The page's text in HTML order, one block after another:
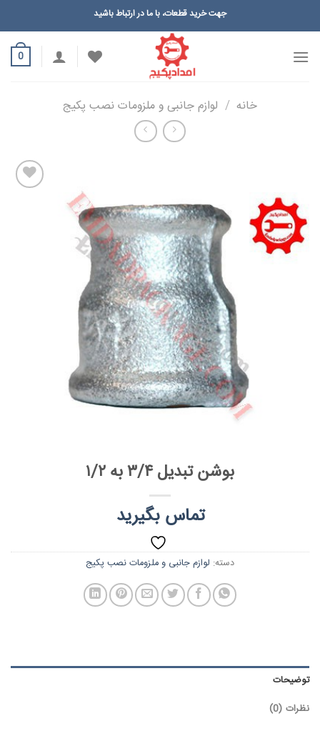
جهت خرید قطعات، با ما در ارتباط باشید
0
خانه / لوازم جانبی و ملزومات نصب پکیج
بوشن تبدیل ۳/۴ به ۱/۲
تماس بگیرید
دسته: لوازم جانبی و ملزومات نصب پکیج
توضیحات
نظرات (0)